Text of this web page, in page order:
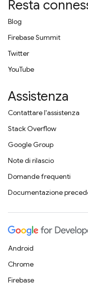
Resta
Blog
Firebase Summit
Twitter
YouTube
Assistenza
Contattare l'assistenza
Stack Overflow
Google Group
Note di rilascio
Domande frequenti
Documentazione
Android
Chrome
Firebase